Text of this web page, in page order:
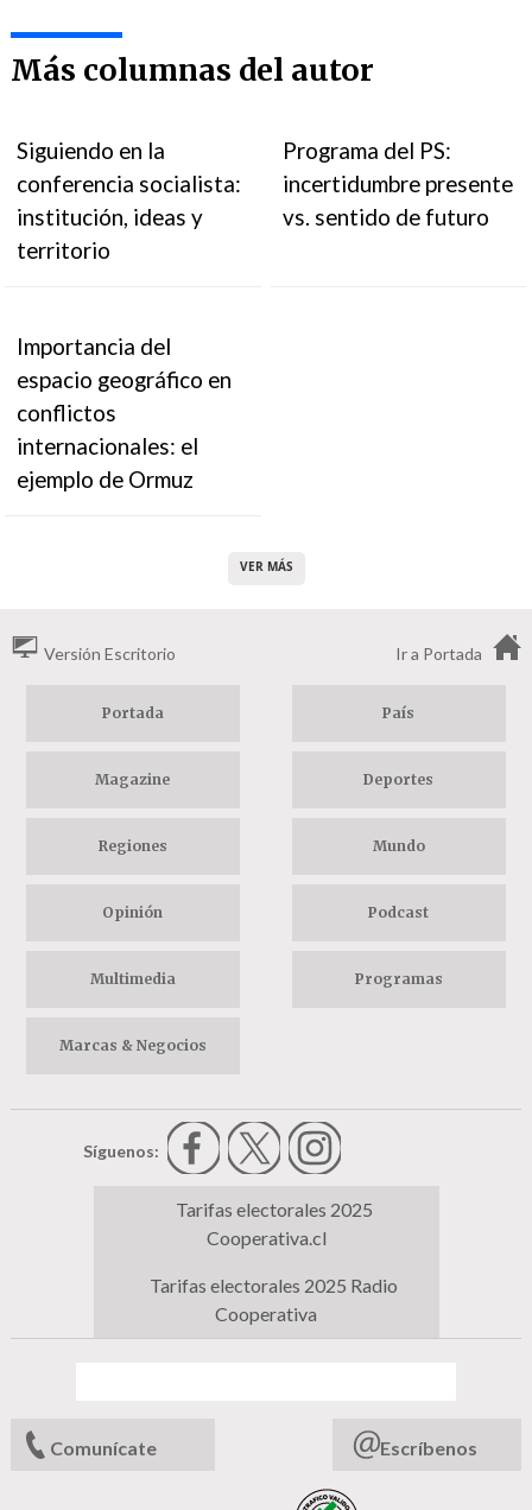
Más columnas del autor
Siguiendo en la
conferencia socialista:
institución, ideas y
territorio
Programa del PS:
incertidumbre presente
vs. sentido de futuro
Importancia del
espacio geográfico en
conflictos
internacionales: el
ejemplo de Ormuz
VER MÁS
Versión Escritorio Ir a Portada
Portada País
Magazine Deportes
Regiones Mundo
Opinión Podcast
Multimedia Programas
Marcas & Negocios
Síguenos:
Tarifas electorales 2025
Cooperativa.cl
Tarifas electorales 2025 Radio
Cooperativa
Comunícate Escríbenos